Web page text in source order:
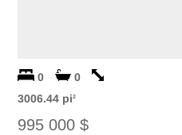
0
0
3006.44 pi2
995 000 $